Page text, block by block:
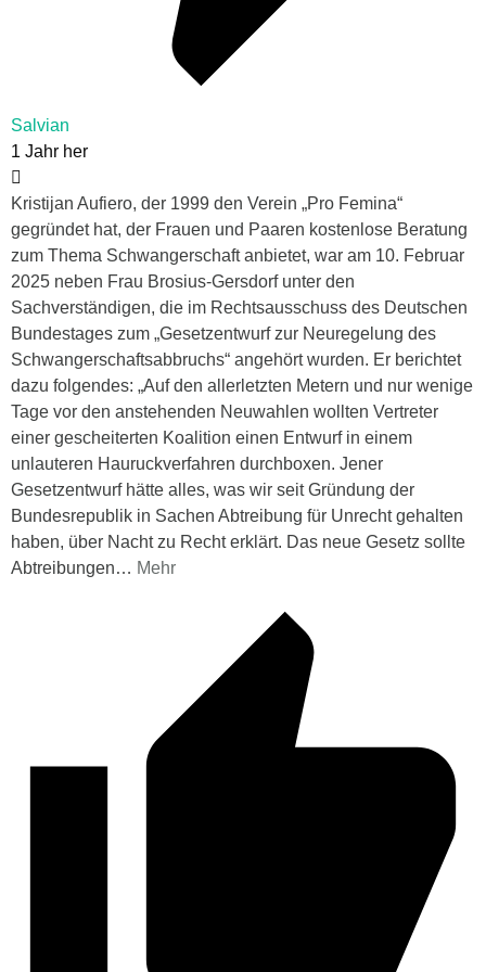
Salvian
1 Jahr her
Kristijan Aufiero, der 1999 den Verein „Pro Femina“
gegründet hat, der Frauen und Paaren kostenlose Beratung
zum Thema Schwangerschaft anbietet, war am 10. Februar
2025 neben Frau Brosius-Gersdorf unter den
Sachverständigen, die im Rechtsausschuss des Deutschen
Bundestages zum „Gesetzentwurf zur Neuregelung des
Schwangerschaftsabbruchs“ angehört wurden. Er berichtet
dazu folgendes: „Auf den allerletzten Metern und nur wenige
Tage vor den anstehenden Neuwahlen wollten Vertreter
einer gescheiterten Koalition einen Entwurf in einem
unlauteren Hauruckverfahren durchboxen. Jener
Gesetzentwurf hätte alles, was wir seit Gründung der
Bundesrepublik in Sachen Abtreibung für Unrecht gehalten
haben, über Nacht zu Recht erklärt. Das neue Gesetz sollte
Abtreibungen… Mehr